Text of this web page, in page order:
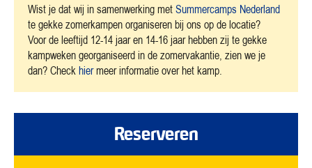
Wist je dat wij in samenwerking metSummercamps Nederland
te gekke zomerkampen organiseren bij ons op de locatie?
Voor de leeftijd 12-14 jaar en 14-16 jaar hebben zij te gekke
kampweken georganiseerd in de zomervakantie, zien we je
dan? Checkhiermeer informatie over het kamp.
Reserveren